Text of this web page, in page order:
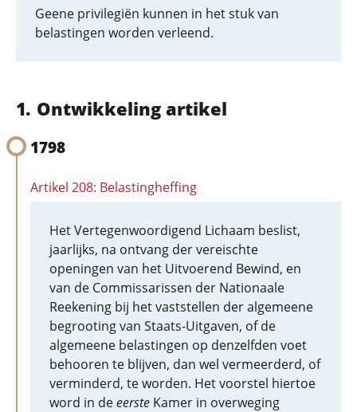
Geene privilegiën kunnen in het stuk van
belastingen worden verleend.
Ontwikkeling artikel
1798
Artikel 208: Belastingheffing
Het Vertegenwoordigend Lichaam beslist,
jaarlijks, na ontvang der vereischte
openingen van het Uitvoerend Bewind, en
van de Commissarissen der Nationaale
Reekening bij het vaststellen der algemeene
begrooting van Staats-Uitgaven, of de
algemeene belastingen op denzelfden voet
behooren te blijven, dan wel vermeerderd, of
verminderd, te worden. Het voorstel hiertoe
word in deeerste Kamer in overweging